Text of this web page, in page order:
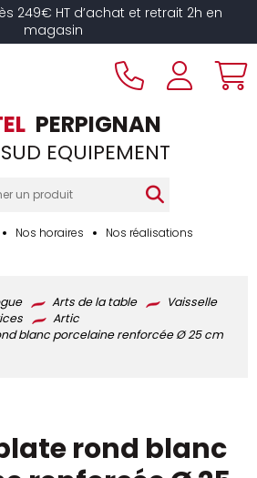
249€ HT d’achat et retrait 2h en
magasin
PERPIGNAN
EQUIPEMENT
Nos horaires Nos réalisations
Arts de la table
Vaisselle
Artic
blanc porcelaine renforcée Ø 25 cm
rond blanc